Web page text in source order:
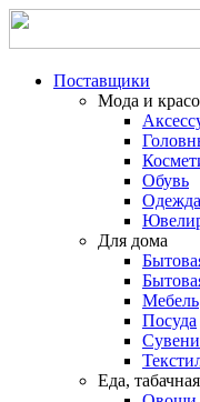
Поставщики
Мода и
Обувь
Одежда
Для дома
Мебель
Посуда
Еда,